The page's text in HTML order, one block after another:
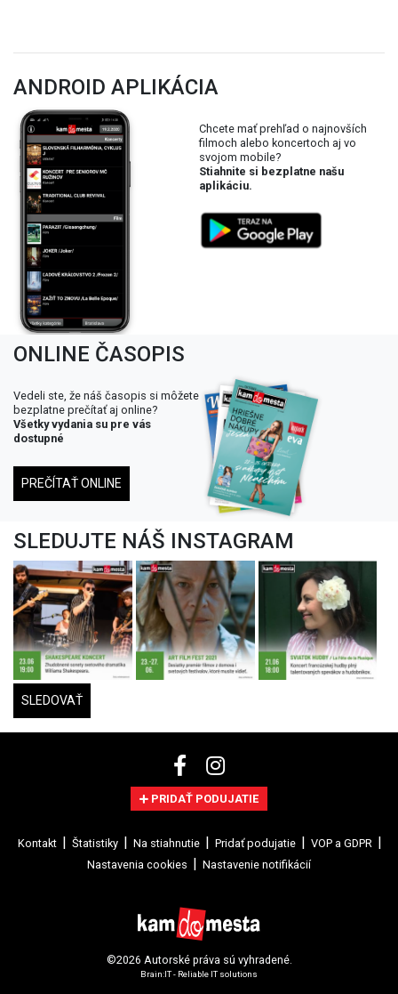
ANDROID APLIKÁCIA
Chcete mať prehľad o najnovších
filmoch alebo koncertoch aj vo
svojom mobile?
Stiahnite si bezplatne našu
aplikáciu.
ONLINE ČASOPIS
Vedeli ste, že náš časopis si môžete
bezplatne prečítať aj online?
Všetky vydania su pre vás
dostupné
PREČÍTAŤ ONLINE
SLEDUJTE NÁŠ INSTAGRAM
SLEDOVAŤ
PRIDAŤ PODUJATIE
Kontakt Štatistiky Na stiahnutie Pridať podujatie
VOP a GDPR
Nastavenia cookies
Nastavenie notifikácií
©2026 Autorské práva sú vyhradené.
Brain:IT - Reliable IT solutions